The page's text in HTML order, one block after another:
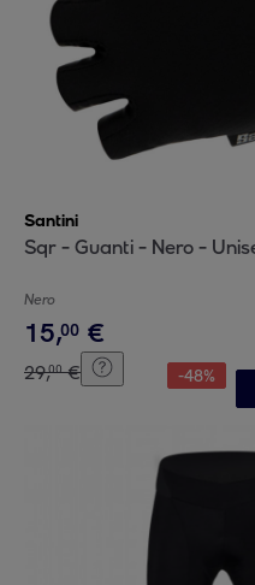
Santini
Sqr - Guanti - Nero -
Nero
15,00 €
29,00 € -48%